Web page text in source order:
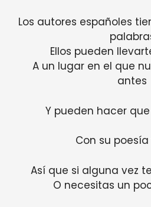
Los autores españoles
Ellos pueden
A un lugar en el que
antes
Y pueden hacer
Con su
Así que si alguna vez
O necesitas un